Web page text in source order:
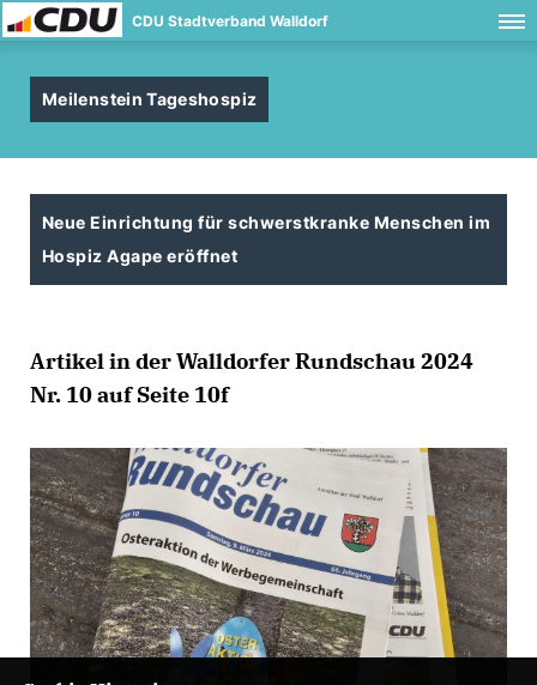
CDU Stadtverband Walldorf
Meilenstein Tageshospiz
Neue Einrichtung für schwerstkranke Menschen im
Hospiz Agape eröffnet
Artikel in der Walldorfer Rundschau 2024
Nr. 10 auf Seite 10f